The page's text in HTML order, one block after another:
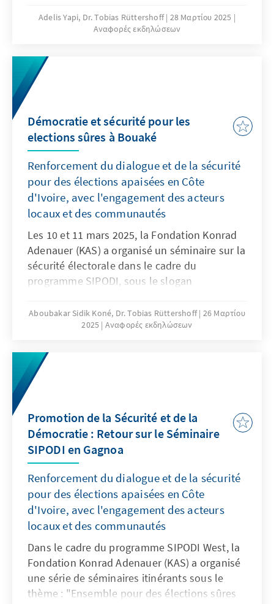
de Yamoussoukro, ville à fort enjeux
electoraux, a reuni les responsables des
sémianaire de formation les 20 et 21 mars
2025.
Adelis Yapi, Dr. Tobias Rüttershoff 28 Μαρτίου 2025
Αναφορές εκδηλώσεων
Démocratie et sécurité pour les
elections sûres à Bouaké
Renforcement du dialogue et de la sécurité
pour des élections apaisées en Côte
d'Ivoire, avec l'engagement des acteurs
locaux et des communautés
Les 10 et 11 mars 2025, la Fondation Konrad
Adenauer (KAS) a organisé un séminaire sur la
sécurité électorale dans le cadre du
programme SIPODI, sous le slogan
démocratiques». Les participants étaient des
représentants des forces de sécurité, des
L'objectif était de renforcer la confiance entre
les acteurs du processus électoral et de
développer ensemble des stratégies pour
sécurité ont été analysés dans le cadre de
panels et de discussions, et des
recommandations concrètes ont été
formulées. Avec des contributions de KONE
Aboubakar Sidik, entre autres, l'événement a
souligné l'importance d'une approche
coordonnée pour des élections pacifiques en
Afrique de l'Ouest.
Aboubakar Sidik Koné, Dr. Tobias Rüttershoff 26 Μαρτίου
2025 Αναφορές εκδηλώσεων
Promotion de la Sécurité et de la
Démocratie : Retour sur le Séminaire
SIPODI en Gagnoa
Renforcement du dialogue et de la sécurité
pour des élections apaisées en Côte
d'Ivoire, avec l'engagement des acteurs
locaux et des communautés
Dans le cadre du programme SIPODI West, la
Fondation Konrad Adenauer (KAS) a organisé
une série de séminaires itinérants sous le
thème : "Ensemble pour des élections sûres